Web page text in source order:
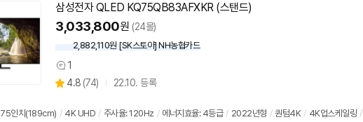
삼성전자 QLED KQ75QB83AFXKR (스탠드)
3,033,800원 (24몰)
2,882,110원 [SK스토아] NH농협카드
상
품
견
1
별
4.8 (상
리
74) 22.10. 등록
75인치(189cm) / 4K UHD / 주사율: 120Hz / 에너지효율: 4등급 / 2022년형 / 퀀텀4K / 4K업스케일링 /